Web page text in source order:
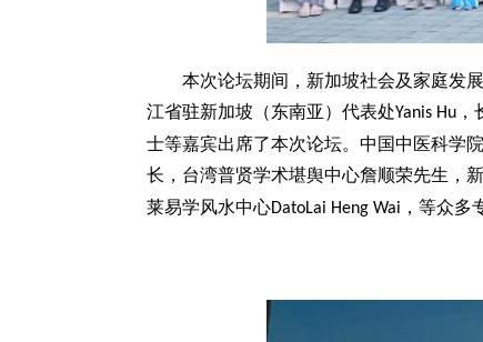
本次论坛期间，新加坡社会及家庭发
江省驻新加坡（东南亚）代表处Yanis Hu
士等嘉宾出席了本次论坛。中国中医科学
长，台湾普贤学术堪舆中心詹顺荣先生，
莱易学风水中心DatoLai Heng Wai ，等众多